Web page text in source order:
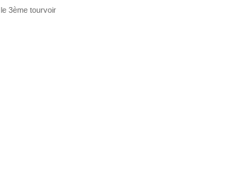
son 1er...
3ème tourvoir